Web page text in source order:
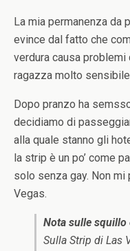
La mia permanenza da
evince dal fatto che
verdura causa
ragazza molto
Dopo pranzo ha
decidiamo di
alla quale stanno gli
la strip è un po’ come
solo senza gay. Non
Vegas.
Nota sulle squillo
Sulla Strip di Las